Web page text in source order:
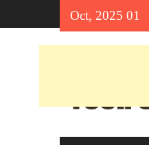
01 Oct, 2025